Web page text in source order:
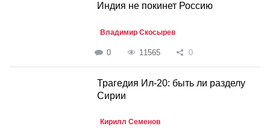
Индия не покинет Россию
Владимир Скосырев
0 11565 0
Трагедия Ил-20: быть ли разделу
Сирии
Кирилл Семенов